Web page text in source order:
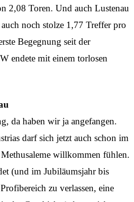
2,08 Toren. Und auch Lustenau
noch stolze 1,77 Treffer pro
Begegnung seit der
endete mit einem torlosen
da haben wir ja angefangen.
darf sich jetzt auch schon im
willkommen fühlen.
(und im Jubiläumsjahr bis
zu verlassen, eine